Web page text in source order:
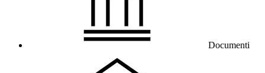
Documenti